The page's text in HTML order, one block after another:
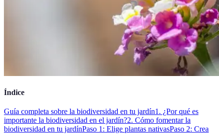
Índice
Guía completa sobre la biodiversidad en tu jardín1. ¿Por qué es
importante la biodiversidad en el jardín?2. Cómo fomentar la
biodiversidad en tu jardínPaso 1: Elige plantas nativasPaso 2: Crea